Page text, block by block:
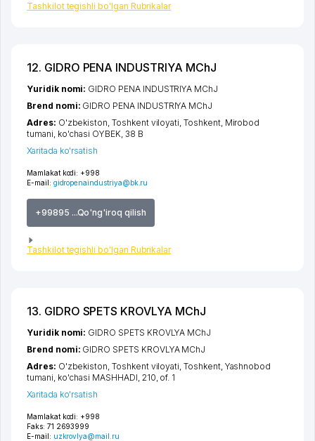
Tashkilot tegishli bo'lgan Rubrikalar
12. GIDRO PENA INDUSTRIYA MChJ
Mamlakat kodi: +998
E-mail: gidropenaindustriya@bk.ru
+99895 ...Qo'ng'iroq qilish
Tashkilot tegishli bo'lgan Rubrikalar
Yuridik nomi: GIDRO PENA INDUSTRIYA MChJ
Brend nomi: GIDRO PENA INDUSTRIYA MChJ
Adres: O'zbekiston,Toshkent viloyati,Toshkent, Mirobod
tumani, ko'chasi OYBEK, 38 B
Xaritada ko'rsatish
13. GIDRO SPETS KROVLYA MChJ
Mamlakat kodi: +998
Faks: 71 2693999
E-mail: uzkrovlya@mail.ru
Yuridik nomi: GIDRO SPETS KROVLYA MChJ
Brend nomi: GIDRO SPETS KROVLYA MChJ
Adres: O'zbekiston,Toshkent viloyati ,Toshkent, Yashnobod
tumani ko'chasi MASHHADI , 210, of. 1
Xaritada ko'rsatish